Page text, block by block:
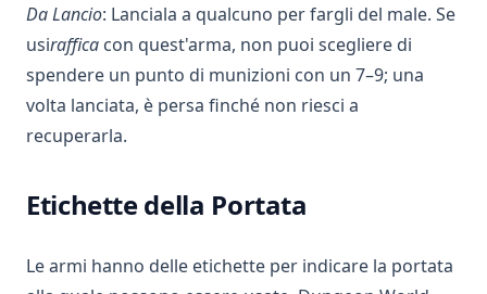
Da Lancio: Lanciala a qualcuno per fargli del male. Se
usiraffica con quest'arma, non puoi scegliere di
spendere un punto di munizioni con un 7–9; una
volta lanciata, è persa finché non riesci a
recuperarla.
Etichette della Portata
Le armi hanno delle etichette per indicare la portata